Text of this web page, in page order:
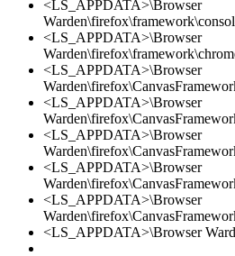
<LS_APPDATA>\Browser
<LS_APPDATA>\Browser
<LS_APPDATA>\Browser
<LS_APPDATA>\Browser
<LS_APPDATA>\Browser
<LS_APPDATA>\Browser
<LS_APPDATA>\Browser
<LS_APPDATA>\Browser